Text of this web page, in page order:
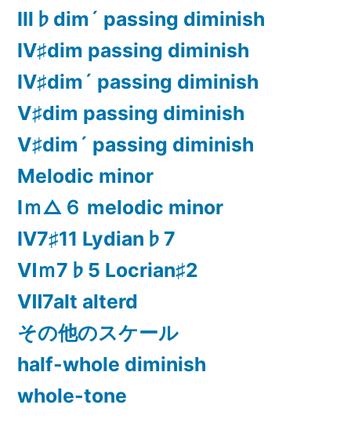
Ⅲ♭dim´ passing diminish
Ⅳ♯dim passing diminish
Ⅳ♯dim´ passing diminish
Ⅴ♯dim passing diminish
Ⅴ♯dim´ passing diminish
Melodic minor
Ⅰｍ△６ melodic minor
Ⅳ7♯11 Lydian♭7
Ⅵｍ7♭5 Locrian♯2
Ⅶ7alt alterd
その他のスケール
half-whole diminish
whole-tone